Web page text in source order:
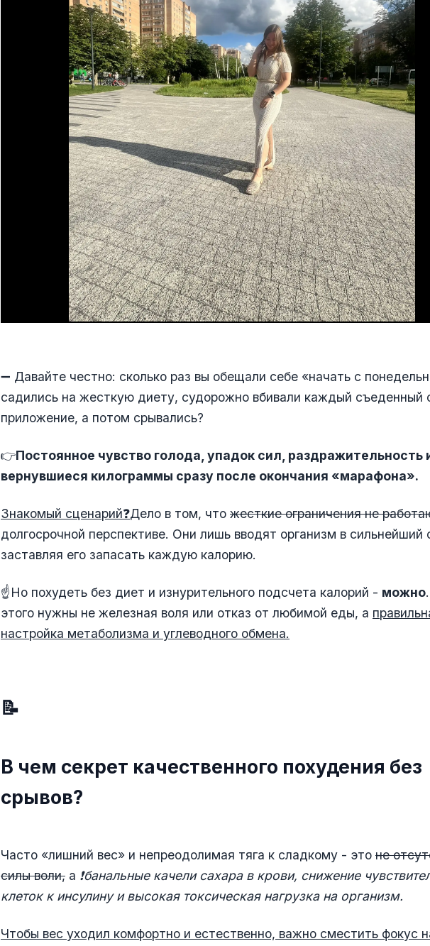
➖ Давайте честно: сколько раз вы обещали себе «начать с
садились на жесткую диету, судорожно вбивали каждый съеденный
приложение, а потом срывались?
👉Постоянное чувство голода, упадок сил, раздражительность
вернувшиеся килограммы сразу после окончания «марафона».
Знакомый сценарий❓Дело в том, что жесткие ограничения не
долгосрочной перспективе. Они лишь вводят организм в сильнейший
заставляя его запасать каждую калорию.
☝️Но похудеть без диет и изнурительного подсчета калорий - можно
этого нужны не железная воля или отказ от любимой еды, а
настройка метаболизма и углеводного обмена.
📝
В чем секрет качественного похудения без
срывов?
Часто «лишний вес» и непреодолимая тяга к сладкому - это не
силы воли, а ❗️банальные качели сахара в крови, снижение
клеток к инсулину и высокая токсическая нагрузка на организм.
Чтобы вес уходил комфортно и естественно, важно сместить фокус